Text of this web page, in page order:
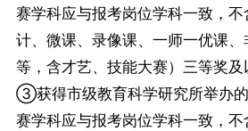
赛学科应与报考岗位学科一致，
计、微课、录像课、一师一优课
等，含才艺、技能大赛）三等奖及
③获得市级教育科学研究所举办
赛学科应与报考岗位学科一致，